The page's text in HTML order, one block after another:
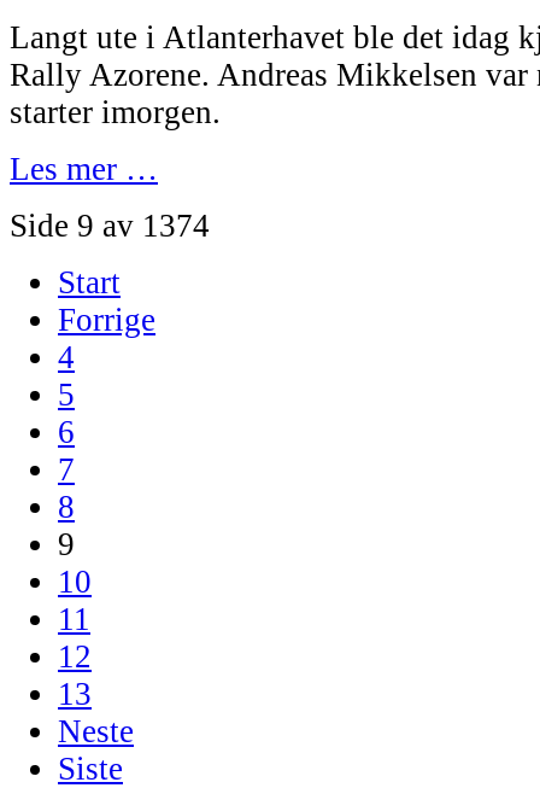
Langt ute i Atlanterhavet ble det idag
Rally Azorene. Andreas Mikkelsen var
starter imorgen.
Les mer …
Side 9 av 1374
Start
Forrige
4
5
6
7
8
9
10
11
12
13
Neste
Siste